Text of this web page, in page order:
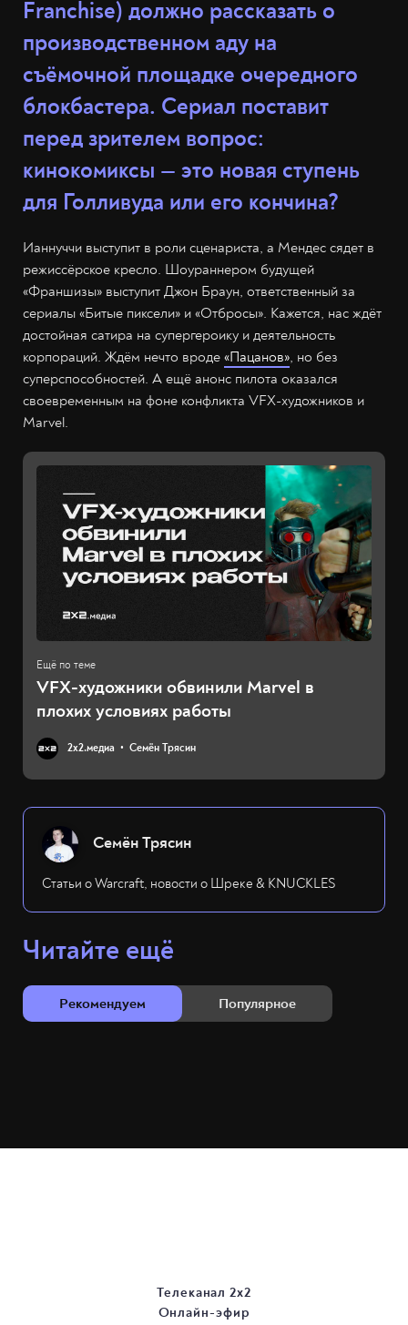
Franchise) должно рассказать о
производственном аду на
съёмочной площадке очередного
блокбастера. Сериал поставит
перед зрителем вопрос:
кинокомиксы — это новая ступень
для Голливуда или его кончина?
Ианнуччи выступит в роли сценариста, а Мендес сядет в
режиссёрское кресло. Шоураннером будущей
«Франшизы» выступит Джон Браун, ответственный за
сериалы «Битые пиксели» и «Отбросы». Кажется, нас ждёт
достойная сатира на супергероику и деятельность
корпораций. Ждём нечто вроде «Пацанов», но без
суперспособностей. А ещё анонс пилота оказался
своевременным на фоне конфликта VFX-художников и
Marvel.
VFX-художники обвинили Marvel в
плохих условиях работы
2х2.медиа Семён Трясин
Семён Трясин
Статьи о Warcraft, новости о Шреке & KNUCKLES
Читайте ещё
Рекомендуем Популярное
Телеканал 2х2
Онлайн-эфир